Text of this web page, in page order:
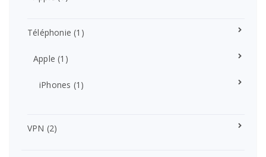
Téléphonie (1)
Apple (1)
iPhones (1)
VPN (2)